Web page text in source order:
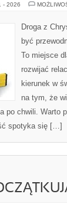
- 2026
Droga z
być
To miejsce
rozwijać
kierunek w
na tym, że
po chwili. Warto
spotyka się […]